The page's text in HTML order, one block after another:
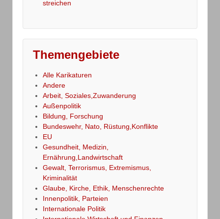
streichen
Themengebiete
Alle Karikaturen
Andere
Arbeit, Soziales,Zuwanderung
Außenpolitik
Bildung, Forschung
Bundeswehr, Nato, Rüstung,Konflikte
EU
Gesundheit, Medizin,
Ernährung,Landwirtschaft
Gewalt, Terrorismus, Extremismus,
Kriminalität
Glaube, Kirche, Ethik, Menschenrechte
Innenpolitik, Parteien
Internationale Politik